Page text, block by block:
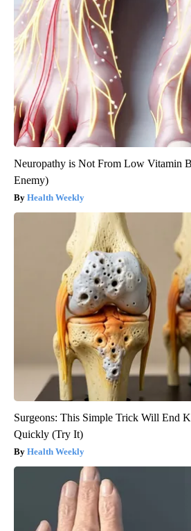
Neuropathy is Not From Low Vitamin
Enemy)
Health Weekly
Surgeons: This Simple Trick Will End
Quickly (Try It)
Health Weekly